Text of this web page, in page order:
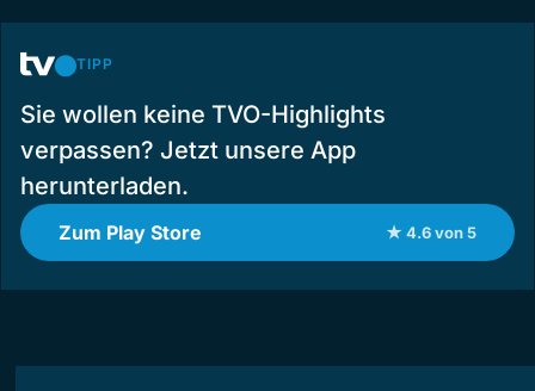
TIPP
Sie wollen keine TVO-Highlights
verpassen? Jetzt unsere App
herunterladen.
Zum Play Store ★ 4.6 von 5